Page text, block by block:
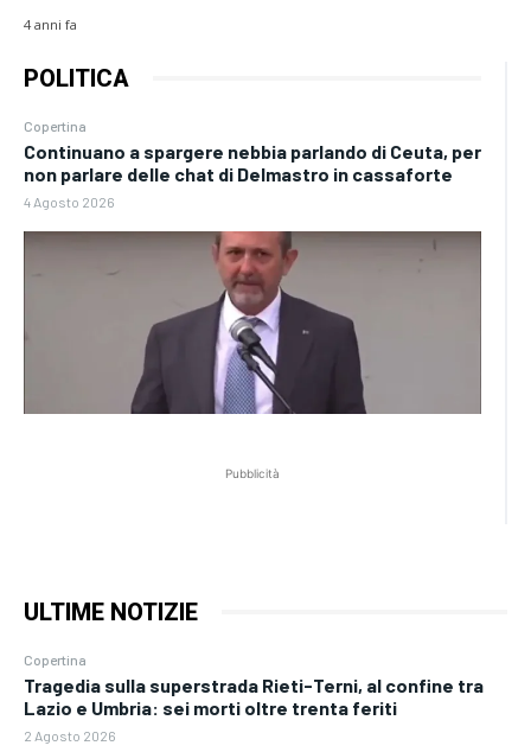
POLITICA
Copertina
Continuano a spargere nebbia parlando di Ceuta, per
non parlare delle chat di Delmastro in cassaforte
4 Agosto 2026
Pubblicità
ULTIME NOTIZIE
Copertina
Tragedia sulla superstrada Rieti-Terni, al confine tra
Lazio e Umbria: sei morti oltre trenta feriti
2 Agosto 2026
4 anni fa